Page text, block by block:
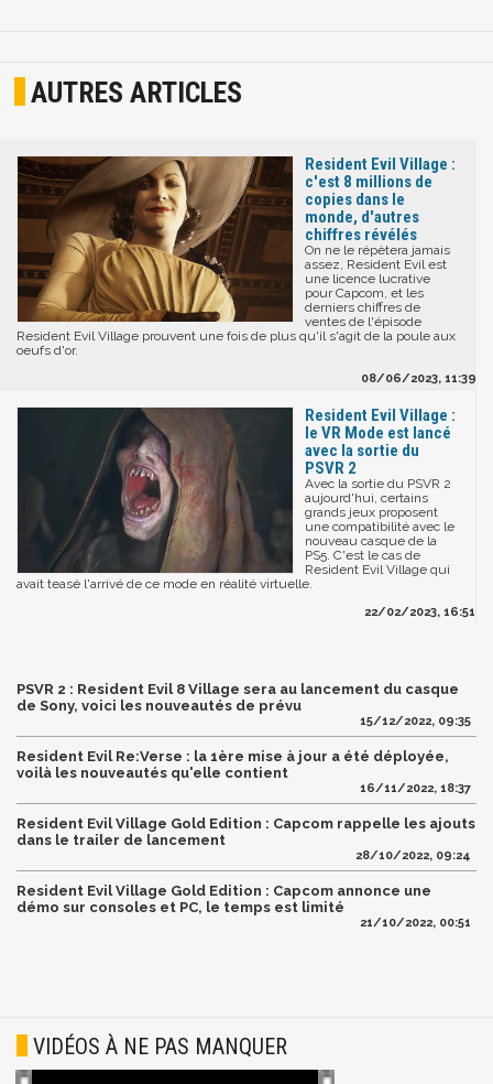
AUTRES ARTICLES
Resident Evil Village :
c'est 8 millions de
copies dans le
monde, d'autres
chiffres révélés
On ne le répètera jamais
assez, Resident Evil est
une licence lucrative
pour Capcom, et les
derniers chiffres de
ventes de l'épisode
Resident Evil Village prouvent une fois de plus qu'il s'agit de la poule aux
oeufs d'or.
08/06/2023, 11:39
Resident Evil Village :
le VR Mode est lancé
avec la sortie du
PSVR 2
Avec la sortie du PSVR 2
aujourd'hui, certains
grands jeux proposent
une compatibilité avec le
nouveau casque de la
PS5. C'est le cas de
Resident Evil Village qui
avait teasé l'arrivé de ce mode en réalité virtuelle.
22/02/2023, 16:51
PSVR 2 : Resident Evil 8 Village sera au lancement du casque
de Sony, voici les nouveautés de prévu
15/12/2022, 09:35
Resident Evil Re:Verse : la 1ère mise à jour a été déployée,
voilà les nouveautés qu'elle contient
16/11/2022, 18:37
Resident Evil Village Gold Edition : Capcom rappelle les ajouts
dans le trailer de lancement
28/10/2022, 09:24
Resident Evil Village Gold Edition : Capcom annonce une
démo sur consoles et PC, le temps est limité
21/10/2022, 00:51
VIDÉOS À NE PAS MANQUER